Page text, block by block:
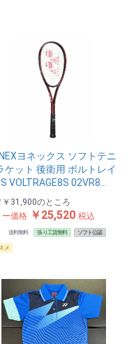
ヨネックス ソフトテニ
ケット 後衛用 ボルトレイ
VOLTRAGE8S 02VR8…
￥31,900のところ
ー価格 ￥25,520 税込
送料無料 張り工賃無料 ソフト公認
メ